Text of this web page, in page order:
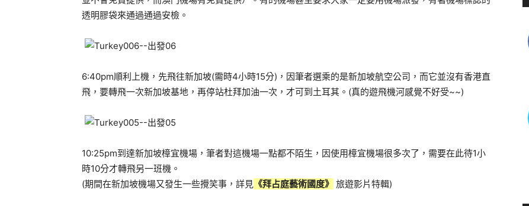
透明膠袋來通過通過安檢。
6:40pm順利上機，先飛往新加坡(需時4小時15分)，因筆者選乘的是新加坡航空公司，而它並沒有香港直
飛，要轉飛一次新加坡基地，再停站杜拜加油一次，才可到土耳其。(真的遊飛機河感覺不好受~~)
10:25pm到達新加坡樟宜機場，筆者對這機場一點都不陌生，因使用樟宜機場很多次了，需要在此待1小
時10分才轉飛另一班機。
(期間在新加坡機場又發生一些攪笑事，詳見 《拜占庭藝術國度》 旅遊影片特輯)